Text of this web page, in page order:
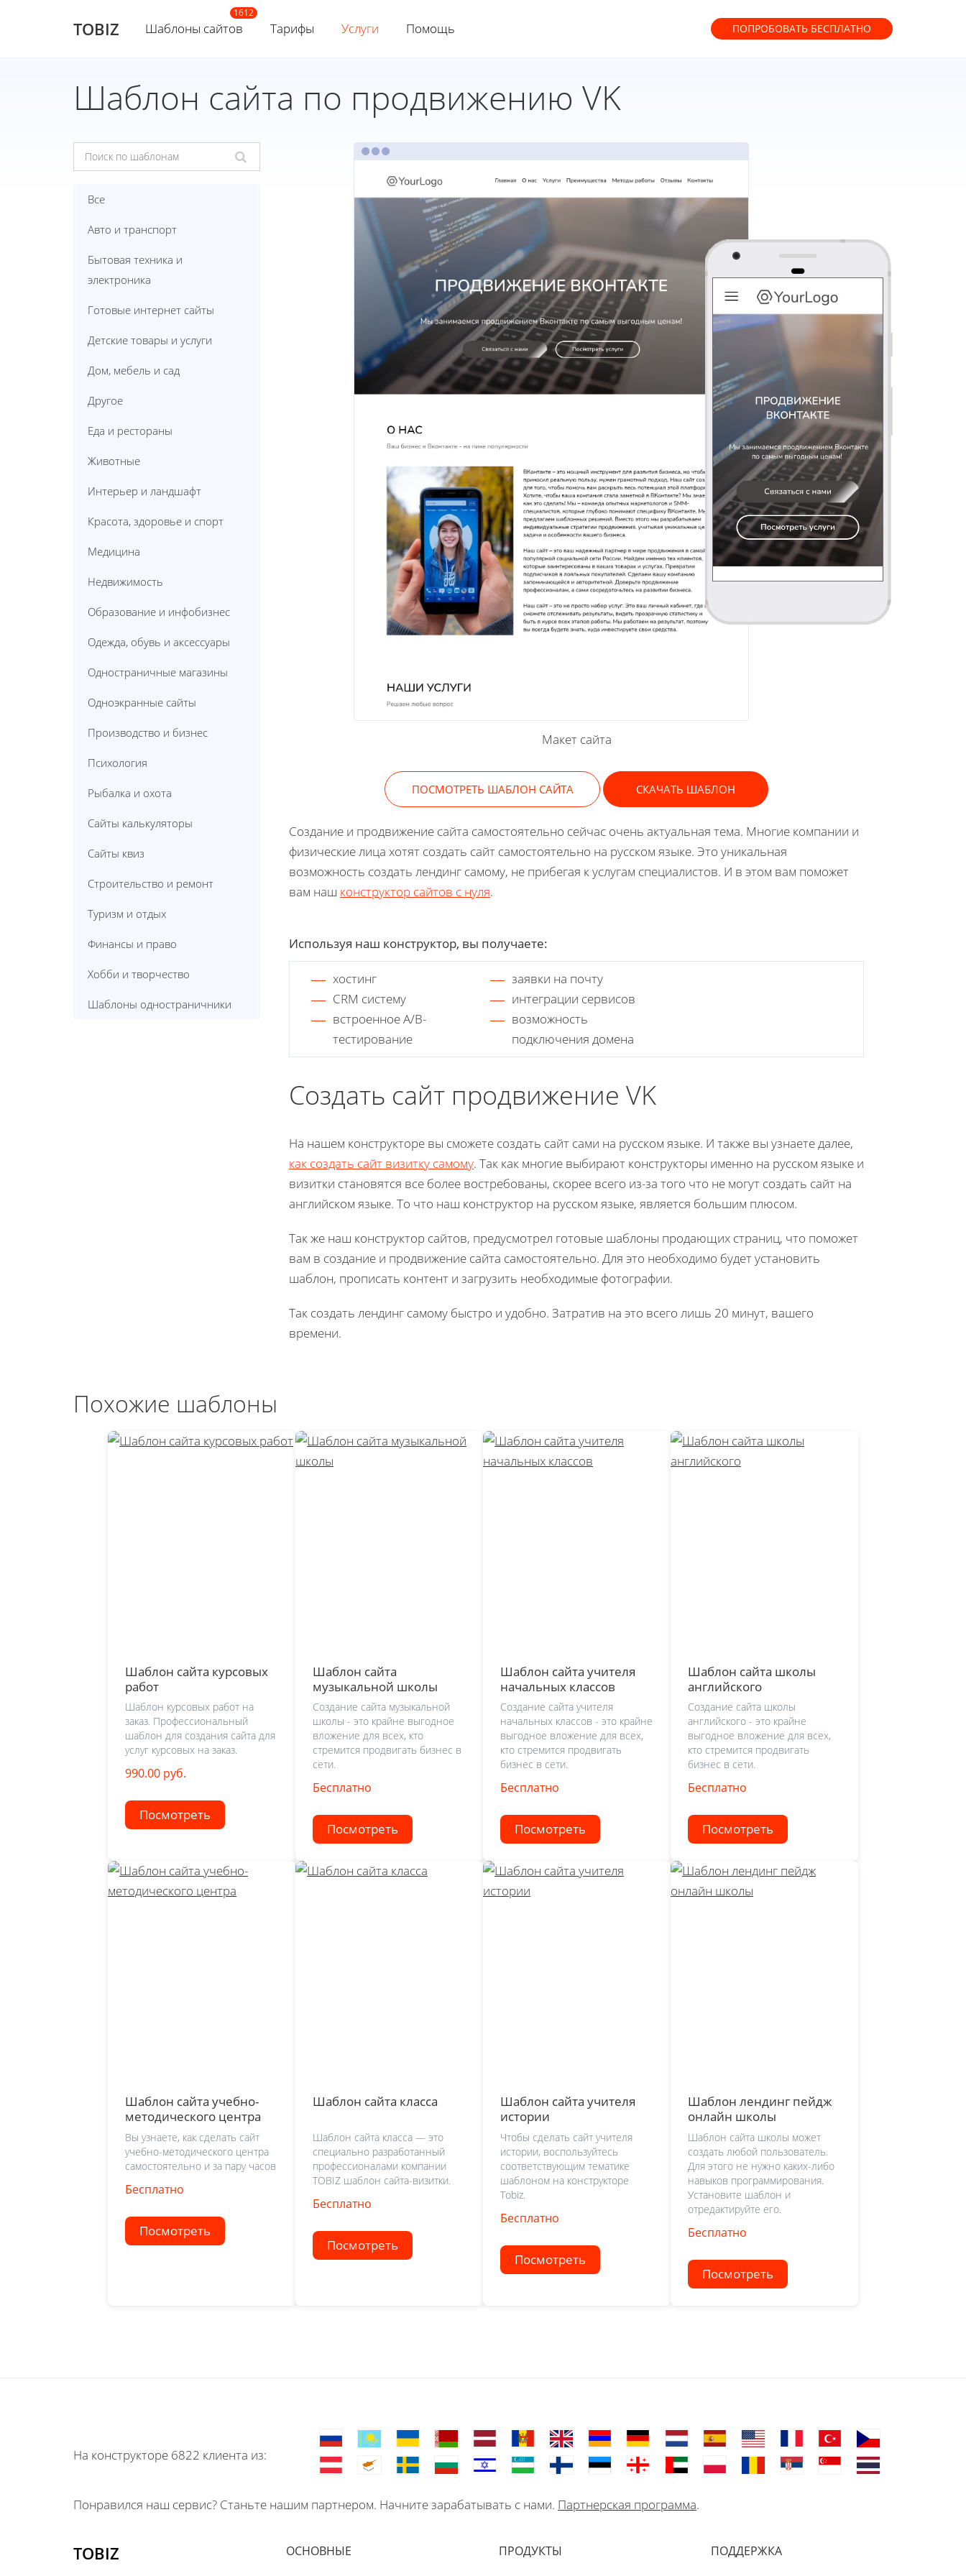
TOBIZ Шаблоны сайтов Тарифы Услуги Помощь ПОПРОБОВАТЬ БЕСПЛАТНО
Шаблон сайта по продвижению VK
Все
Авто и транспорт
Бытовая техника и
электроника
Готовые интернет сайты
Детские товары и услуги
Дом, мебель и сад
Другое
Еда и рестораны
Животные
Интерьер и ландшафт
Красота, здоровье и спорт
Медицина
Недвижимость
Образование и инфобизнес
Одежда, обувь и аксессуары
Одностраничные магазины
Одноэкранные сайты
Производство и бизнес
Психология
Рыбалка и охота
Сайты калькуляторы
Сайты квиз
Строительство и ремонт
Туризм и отдых
Финансы и право
Хобби и творчество
Шаблоны одностраничники
Макет сайта
ПОСМОТРЕТЬ ШАБЛОН САЙТА СКАЧАТЬ ШАБЛОН
Создание и продвижение сайта самостоятельно сейчас очень актуальная тема. Многие компании и
физические лица хотят создать сайт самостоятельно на русском языке. Это уникальная
возможность создать лендинг самому, не прибегая к услугам специалистов. И в этом вам поможет
вам наш конструктор сайтов с нуля.
Используя наш конструктор, вы получаете:
хостинг
заявки на почту
CRM систему
интеграции сервисов
встроенное A/B-
тестирование
возможность
подключения домена
Создать сайт продвижение VK
На нашем конструкторе вы сможете создать сайт сами на русском языке. И также вы узнаете далее,
как создать сайт визитку самому. Так как многие выбирают конструкторы именно на русском языке и
визитки становятся все более востребованы, скорее всего из-за того что не могут создать сайт на
английском языке. То что наш конструктор на русском языке, является большим плюсом.
Так же наш конструктор сайтов, предусмотрел готовые шаблоны продающих страниц, что поможет
вам в создание и продвижение сайта самостоятельно. Для это необходимо будет установить
шаблон, прописать контент и загрузить необходимые фотографии.
Так создать лендинг самому быстро и удобно. Затратив на это всего лишь 20 минут, вашего
времени.
Похожие шаблоны
Шаблон сайта курсовых
работ
Шаблон курсовых работ на
заказ. Профессиональный
шаблон для создания сайта для
услуг курсовых на заказ.
990.00 руб.
Посмотреть
Шаблон сайта
музыкальной школы
Создание сайта музыкальной
школы - это крайне выгодное
вложение для всех, кто
стремится продвигать бизнес в
сети.
Бесплатно
Посмотреть
Шаблон сайта учителя
начальных классов
Создание сайта учителя
начальных классов - это крайне
выгодное вложение для всех,
кто стремится продвигать
бизнес в сети.
Бесплатно
Посмотреть
Шаблон сайта школы
английского
Создание сайта школы
английского - это крайне
выгодное вложение для всех,
кто стремится продвигать
бизнес в сети.
Бесплатно
Посмотреть
Шаблон сайта учебно-
методического центра
Вы узнаете, как сделать сайт
учебно-методического центра
самостоятельно и за пару часов
Бесплатно
Посмотреть
Шаблон сайта класса
Шаблон сайта класса — это
специально разработанный
профессионалами компании
TOBIZ шаблон сайта-визитки.
Бесплатно
Посмотреть
Шаблон сайта учителя
истории
Чтобы сделать сайт учителя
истории, воспользуйтесь
соответствующим тематике
шаблоном на конструкторе
Tobiz.
Бесплатно
Посмотреть
Шаблон лендинг пейдж
онлайн школы
Шаблон сайта школы может
создать любой пользователь.
Для этого не нужно каких-либо
навыков программирования.
Установите шаблон и
отредактируйте его.
Бесплатно
Посмотреть
На конструкторе 6822 клиента из:
Понравился наш сервис? Станьте нашим партнером. Начните зарабатывать с нами. Партнерская программа.
TOBIZ ОСНОВНЫЕ ПРОДУКТЫ ПОДДЕРЖКА